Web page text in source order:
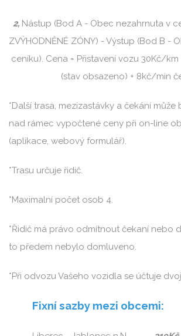
2,Nástup (Bod A - Obec nezahrnuta v
ZVÝHODNĚNÉ ZÓNY) - Výstup (Bod B -
ceníku). Cena = Přistavení vozu 30Kč/
(stav obsazeno) + 8kč/min
*Další trasa, mezizastávky a čekání
nad rámec vypočtené ceny při on-line
(aplikace, webový formulář).
*Trasu určuje řidič.
*Maximalní počet osob 4.
*Řidič má právo odmítnout čekaní nebo
to předem nebylo domluveno.
*Při odvozu Vašeho vozidla se účtuje
Fixní sazby mezi obcemi: